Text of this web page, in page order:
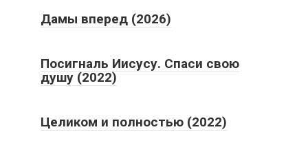
Дамы вперед (2026)
Посигналь Иисусу. Спаси свою
душу (2022)
Целиком и полностью (2022)